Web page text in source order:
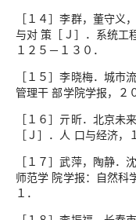
［１４］李群，董守义
与对 策［Ｊ］．系统工
１２５－１３０．
［１５］李晓梅．城市
管理干 部学院学报，２
［１６］亓昕．北京未
［Ｊ］．人 口与经济，
［１７］武萍，陶静．
师范学 院学报：自然科
１．